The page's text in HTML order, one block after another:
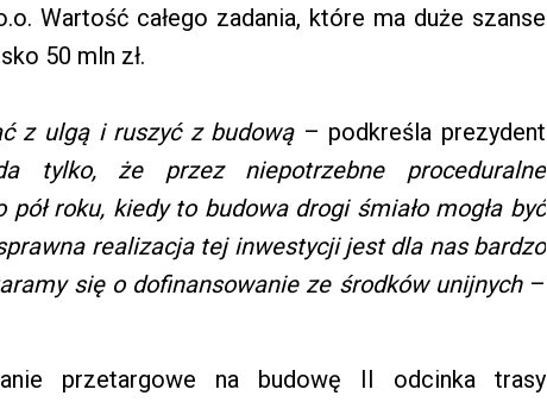
Wartość całego zadania, które ma duże szanse
50 mln zł.
z ulgą i ruszyć z budową– podkreśla prezydent
tylko, że przez niepotrzebne proceduralne
roku, kiedy to budowa drogi śmiało mogła być
realizacja tej inwestycji jest dla nas bardzo
się o dofinansowanie ze środków unijnych–
przetargowe na budowę II odcinka trasy